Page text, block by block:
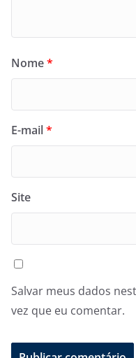
Nome*
E-mail*
Site
Salvar meus dados
vez que eu comentar.